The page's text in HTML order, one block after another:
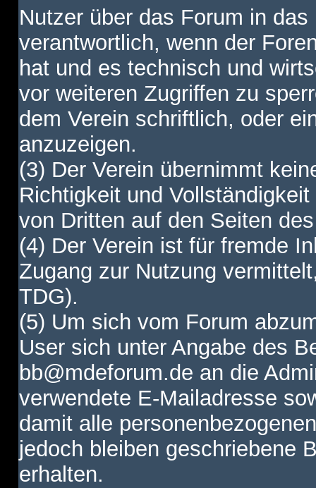
Nutzer über das Forum in
verantwortlich, wenn der
hat und es technisch und
vor weiteren Zugriffen zu
dem Verein schriftlich, oder
anzuzeigen.
(3) Der Verein übernimmt
Richtigkeit und
von Dritten auf den Seiten
(4) Der Verein ist für fremde
Zugang zur Nutzung
TDG).
(5) Um sich vom Forum
User sich unter Angabe des
bb@mdeforum.de an die
verwendete E-Mailadresse
damit alle
jedoch bleiben geschriebene
erhalten.